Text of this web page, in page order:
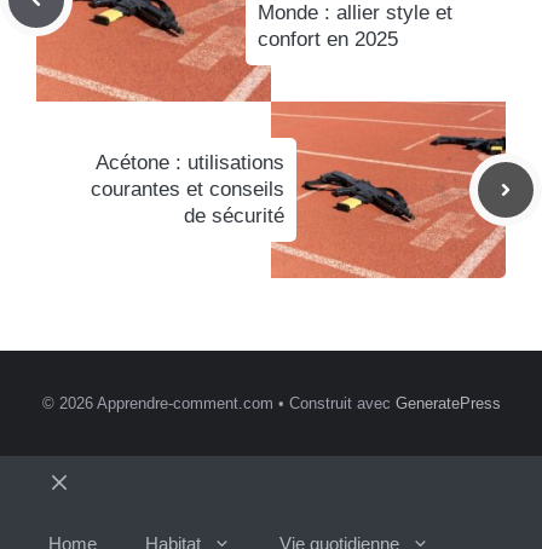
Monde : allier style et
confort en 2025
Acétone : utilisations
courantes et conseils
de sécurité
© 2026 Apprendre-comment.com • Construit avec GeneratePress
Home
Habitat Vie quotidienne